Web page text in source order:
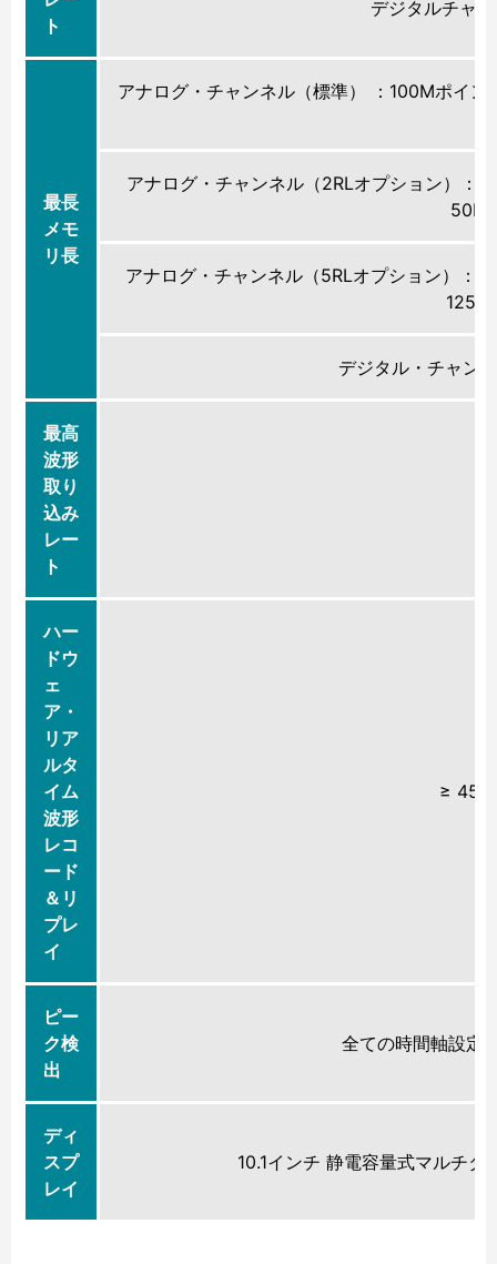
ト
デジタルチャ
最長
メモ
リ長
アナログ・チャンネル（標準） ：100Mポイ
アナログ・チャンネル（2RLオプション）：
50M
アナログ・チャンネル（5RLオプション）：
125M
デジタル・チャン
最高
波形
取り
込み
レー
ト
ハー
ドウ
ェ
ア・
リア
ルタ
イム
波形
レコ
ード
＆リ
プレ
イ
≥
ピー
ク検
出
全ての時間軸設定
ディ
スプ
レイ
10.1インチ 静電容量式マルチ